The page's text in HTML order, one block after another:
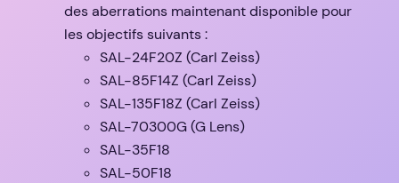
des aberrations maintenant disponible pour
les objectifs suivants :
SAL-24F20Z (Carl Zeiss)
SAL-85F14Z (Carl Zeiss)
SAL-135F18Z (Carl Zeiss)
SAL-70300G (G Lens)
SAL-35F18
SAL-50F18